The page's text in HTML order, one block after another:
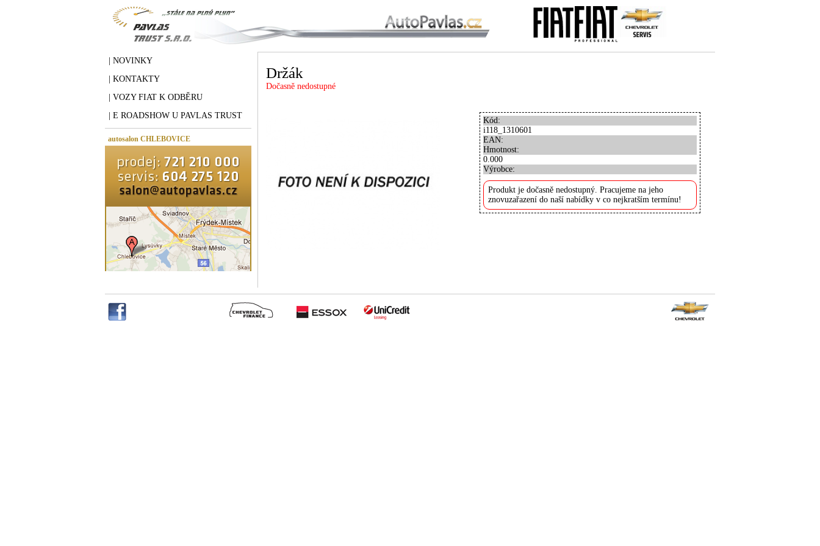
| NOVINKY
| KONTAKTY
| VOZY FIAT K ODBĚRU
| E ROADSHOW U PAVLAS TRUST
autosalon CHLEBOVICE
Držák
Dočasně nedostupné
Kód:
i118_1310601
EAN:
Hmotnost:
0.000
Výrobce:
Produkt je dočasně nedostupný. Pracujeme na jeho
znovuzařazení do naší nabídky v co nejkratším termínu!